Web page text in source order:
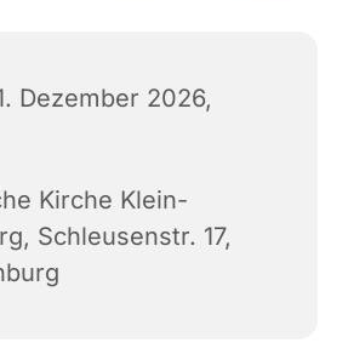
Dezember 2026,
Kirche Klein-
Schleusenstr. 17,